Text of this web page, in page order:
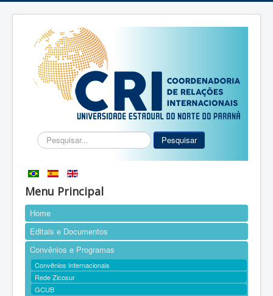
Pesquisar... Pesquisar
Menu Principal
Home
Editais e Documentos
Convênios e Programas
Convênios Internacionais
Rede Zicosur
GCUB